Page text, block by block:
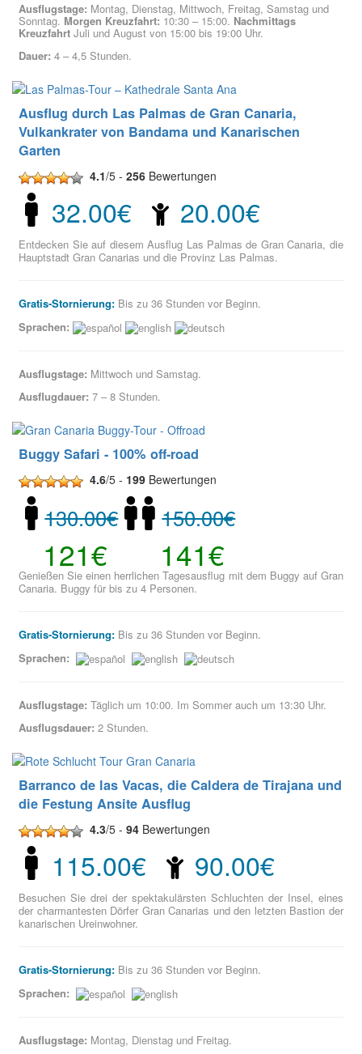
Ausflugstage: Montag, Dienstag, Mittwoch, Freitag, Samstag und
Sonntag. Morgen Kreuzfahrt: 10:30 – 15:00. Nachmittags
KreuzfahrtJuli und August von 15:00 bis 19:00 Uhr.
Dauer: 4 – 4,5 Stunden.
Ausflug durch Las Palmas de Gran Canaria,
Vulkankrater von Bandama und Kanarischen
Garten
4.1/5 -256 Bewertungen
32.00€ 20.00€
Entdecken Sie auf diesem Ausflug Las Palmas de Gran Canaria, die
Hauptstadt Gran Canarias und die Provinz Las Palmas.
Gratis-Stornierung: Bis zu 36 Stunden vor Beginn.
Sprachen:
Ausflugstage: Mittwoch und Samstag.
Ausflugdauer: 7 – 8 Stunden.
Buggy Safari - 100% off-road
4.6/5 - 199 Bewertungen
130.00€
121€
150.00€
141€
Genießen Sie einen herrlichen Tagesausflug mit dem Buggy auf Gran
Canaria. Buggy für bis zu 4 Personen.
Gratis-Stornierung: Bis zu 36 Stunden vor Beginn.
Sprachen:
Ausflugstage: Täglich um 10:00. Im Sommer auch um 13:30 Uhr.
Ausflugsdauer: 2 Stunden.
Barranco de las Vacas, die Caldera de Tirajana und
die Festung Ansite Ausflug
4.3/5 -94 Bewertungen
115.00€ 90.00€
Besuchen Sie drei der spektakulärsten Schluchten der Insel, eines
der charmantesten Dörfer Gran Canarias und den letzten Bastion der
kanarischen Ureinwohner.
Gratis-Stornierung: Bis zu 36 Stunden vor Beginn.
Sprachen:
Ausflugstage: Montag, Dienstag und Freitag.